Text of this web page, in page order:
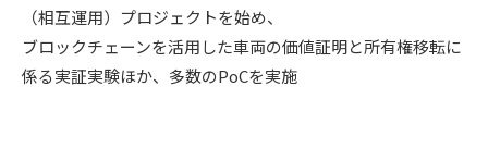
（相互運用）プロジェクトを始め、
ブロックチェーンを活用した車両の価値証明と所有権移転に
係る実証実験ほか、多数のPoCを実施